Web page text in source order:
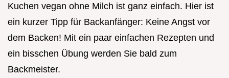
Kuchen vegan ohne Milch ist ganz einfach. Hier ist
ein kurzer Tipp für Backanfänger: Keine Angst vor
dem Backen! Mit ein paar einfachen Rezepten und
ein bisschen Übung werden Sie bald zum
Backmeister.